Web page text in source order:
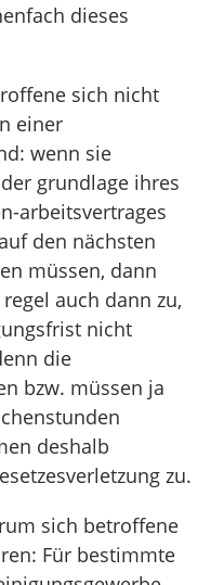
dieses
sich nicht
einer
wenn sie
grundlage ihres
arbeitsvertrages
den nächsten
müssen, dann
auch dann zu,
nicht
die
bzw. müssen ja
deshalb
zu.
sich betroffene
Für bestimmte